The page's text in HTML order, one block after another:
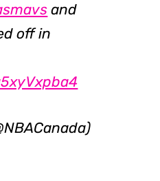
and
off in